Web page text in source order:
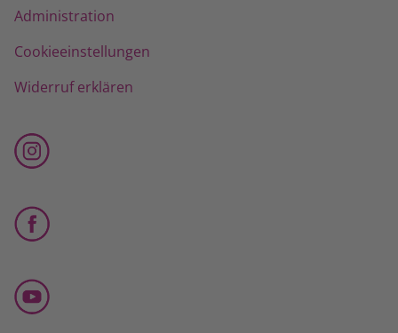
Administration
Cookieeinstellungen
Widerruf erklären